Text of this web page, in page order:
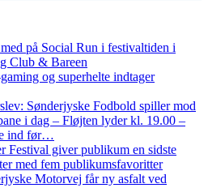
på Social Run i festivaltiden i
Club & Bareen
og superhelte indtager
Sønderjyske Fodbold spiller mod
i dag – Fløjten lyder kl. 19.00 –
ind før…
Festival giver publikum en sidste
med fem publikumsfavoritter
Motorvej får ny asfalt ved